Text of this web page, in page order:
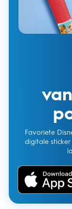
Favoriete
digitale